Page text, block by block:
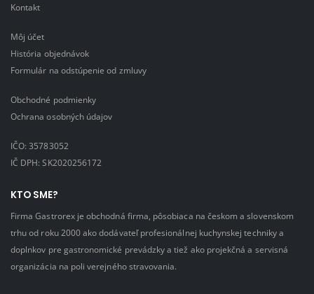
Kontakt
Môj účet
História objednávok
Formulár na odstúpenie od zmluvy
Obchodné podmienky
Ochrana osobných údajov
IČO: 35783052
IČ DPH: SK2020256172
KTO SME?
Firma Gastrorex je obchodná firma, pôsobiaca na českom a slovenskom
trhu od roku 2000 ako dodávateľ profesionálnej kuchynskej techniky a
doplnkov pre gastronomické prevádzky a tiež ako projekčná a servisná
organizácia na poli verejného stravovania.